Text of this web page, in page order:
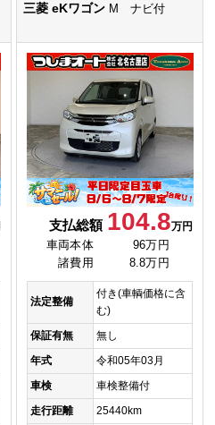
三菱 eKワゴン M ナビ付
支払総額 104.8万円
車両本体
96万円
諸費用
8.8万円
法定整備
付き(車輌価格に含
む)
保証有無
無し
年式
令和05年03月
車検
車検整備付
走行距離
25440km